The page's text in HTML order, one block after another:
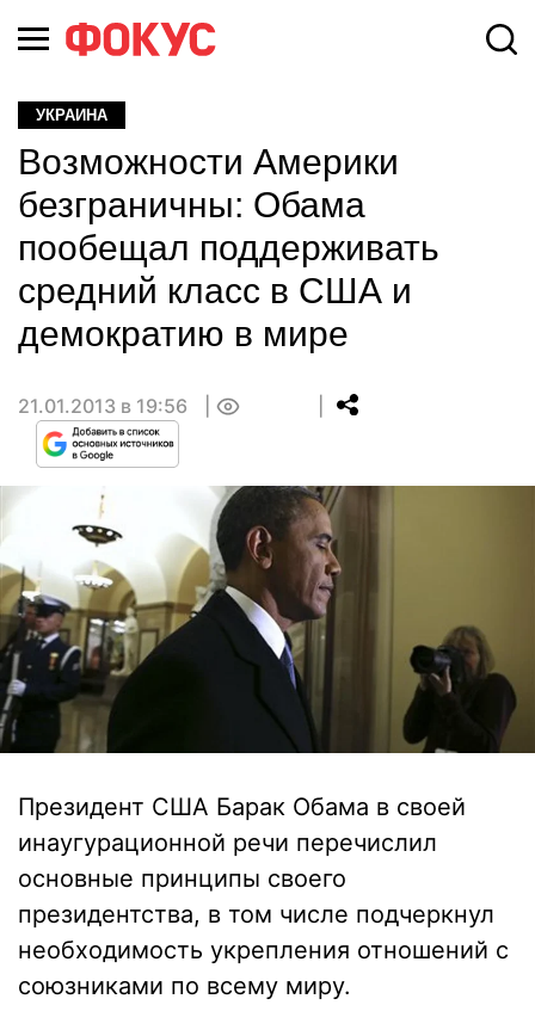
УКРАИНА
Возможности Америки
безграничны: Обама
пообещал поддерживать
средний класс в США и
демократию в мире
21.01.2013 в 19:56
Президент США Барак Обама в своей
инаугурационной речи перечислил
основные принципы своего
президентства, в том числе подчеркнул
необходимость укрепления отношений с
союзниками по всему миру.